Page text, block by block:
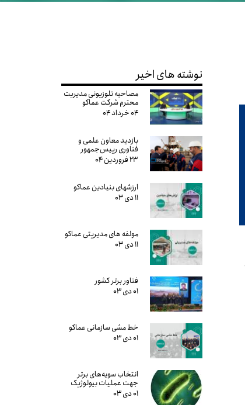
نوشته های اخیر
مصاحبه تلوزیونی مدیریت
محترم شرکت عماکو
۰۴ خرداد ۰۴
بازدید معاون علمی و
فناوری رییس‌جمهور
۲۳ فروردین ۰۴
ارزشهای بنیادین عماکو
۱۱ دی ۰۳
مولفه های مدیریتی عماکو
۱۱ دی ۰۳
فناور برتر کشور
۰۱ دی ۰۳
خط مشی سازمانی عماکو
۰۱ دی ۰۳
انتخاب سویه‌های برتر
جهت عملیات بیولوژیک
۰۱ دی ۰۳